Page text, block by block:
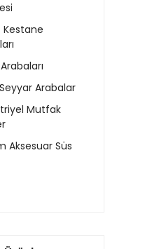
Kestane
Arabalar
Mutfak
Aksesuar Süs